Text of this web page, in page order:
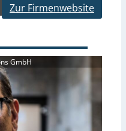
Zur Firmenwebsite
GmbH